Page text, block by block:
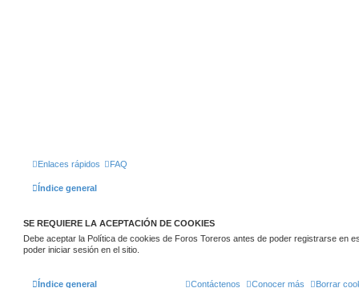
Enlaces rápidos FAQ
Índice general
SE REQUIERE LA ACEPTACIÓN DE COOKIES
Debe aceptar la Política de cookies de Foros Toreros antes de poder registrarse en
poder iniciar sesión en el sitio.
Índice general Borrar
Conocer más
Contáctenos